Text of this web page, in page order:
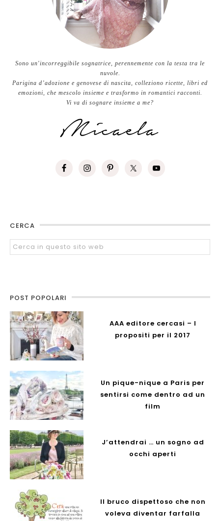
Sono un'incorreggibile sognatrice, perennemente con la testa tra le
nuvole.
Parigina d’adozione e genovese di nascita, colleziono ricette, libri ed
emozioni, che mescolo insieme e trasformo in romantici racconti.
Vi va di sognare insieme a me?
CERCA
POST POPOLARI
AAA editore cercasi – I
propositi per il 2017
Un pique-nique a Paris per
sentirsi come dentro ad un
film
J’attendrai … un sogno ad
occhi aperti
Il bruco dispettoso che non
voleva diventar farfalla